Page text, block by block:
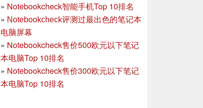
» Notebookcheck智能手机Top 10排名
» Notebookcheck评测过最出色的笔记本
电脑屏幕
» Notebookcheck售价500欧元以下笔记
本电脑Top 10排名
» Notebookcheck售价300欧元以下笔记
本电脑Top 10排名